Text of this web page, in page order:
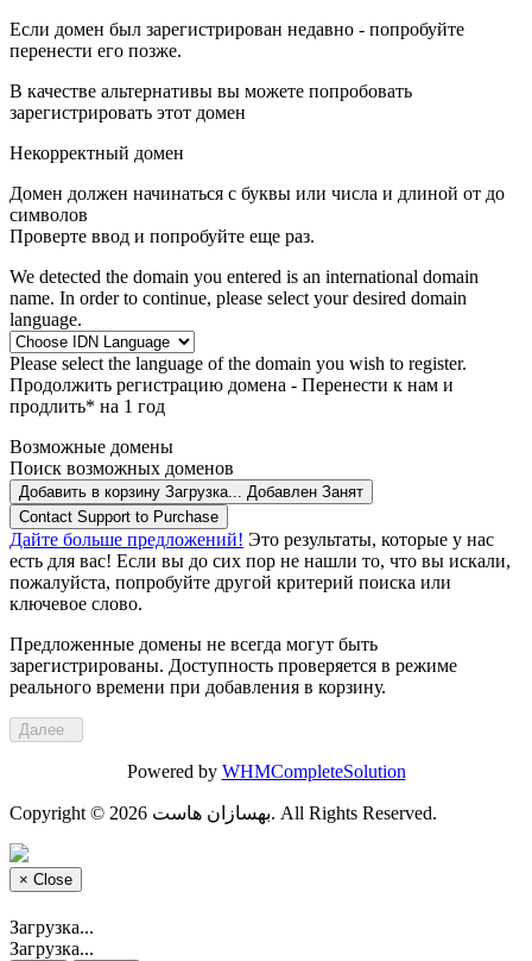
Если домен был зарегистрирован недавно - попробуйте
перенести его позже.
В качестве альтернативы вы можете попробовать
зарегистрировать этот домен
Некорректный домен
Домен должен начинаться с буквы или числа и длиной от до
символов
Проверте ввод и попробуйте еще раз.
We detected the domain you entered is an international domain
name. In order to continue, please select your desired domain
language.
Please select the language of the domain you wish to register.
Продолжить регистрацию домена - Перенести к нам и
продлить* на 1 год
Возможные домены
Поиск возможных доменов
Добавить в корзину Загрузка... Добавлен Занят
Contact Support to Purchase
Дайте больше предложений! Это результаты, которые у нас
есть для вас! Если вы до сих пор не нашли то, что вы искали,
пожалуйста, попробуйте другой критерий поиска или
ключевое слово.
Предложенные домены не всегда могут быть
зарегистрированы. Доступность проверяется в режиме
реального времени при добавления в корзину.
Powered by WHMCompleteSolution
Copyright © 2026 بهسازان هاست. All Rights Reserved.
× Close
Загрузка...
Загрузка...